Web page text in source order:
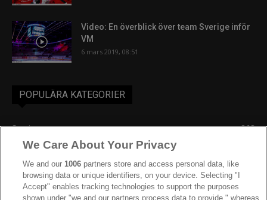
Video: En överblick över team Sverige inför
VM
6 mars 2019, 08:51
POPULÄRA KATEGORIER
Sverige
863
Ishockey-VM
IIHF
JVM
We Care About Your Privacy
We and our1006 partners store and access personal data, like
browsing data or unique identifiers, on your device. Selecting "I
Accept" enables tracking technologies to support the purposes
shown under "we and our partners process data to provide," whereas